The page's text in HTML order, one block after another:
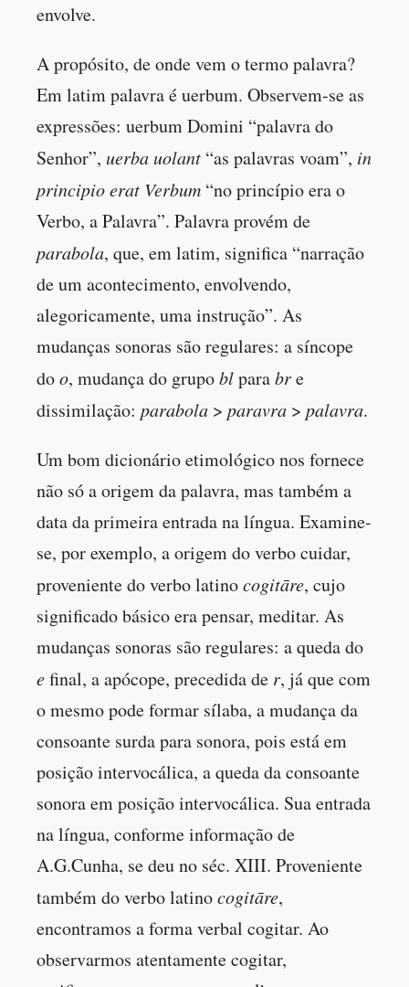
envolve.
A propósito, de onde vem o termo palavra?
Em latim palavra é uerbum. Observem-se as
expressões: uerbum Domini “palavra do
Senhor”, uerba uolant “as palavras voam”, in
principio erat Verbum “no princípio era o
Verbo, a Palavra”. Palavra provém de
parabola, que, em latim, significa “narração
de um acontecimento, envolvendo,
alegoricamente, uma instrução”. As
mudanças sonoras são regulares: a síncope
doo, mudança do grupoblparabre
dissimilação: parabola > paravra > palavra.
Um bom dicionário etimológico nos fornece
não só a origem da palavra, mas também a
data da primeira entrada na língua. Examine-
se, por exemplo, a origem do verbo cuidar,
proveniente do verbo latinocogitāre, cujo
significado básico era pensar, meditar. As
mudanças sonoras são regulares: a queda do
efinal, a apócope, precedida de r, já que com
o mesmo pode formar sílaba, a mudança da
consoante surda para sonora, pois está em
posição intervocálica, a queda da consoante
sonora em posição intervocálica. Sua entrada
na língua, conforme informação de
A.G.Cunha, se deu no séc. XIII. Proveniente
também do verbo latinocogitāre,
encontramos a forma verbal cogitar. Ao
observarmos atentamente cogitar,